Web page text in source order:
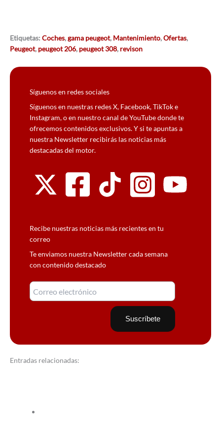
Etiquetas: Coches,gama peugeot, Mantenimiento,Ofertas,
Peugeot, peugeot 206, peugeot 308, revison
Síguenos en redes sociales
Síguenos en nuestras redes X, Facebook, TikTok e
Instagram, o en nuestro canal de YouTube donde te
ofrecemos contenidos exclusivos. Y si te apuntas a
nuestra Newsletter recibirás las noticias más
destacadas del motor.
Recibe nuestras noticias más recientes en tu
correo
Te enviamos nuestra Newsletter cada semana
con contenido destacado
Entradas relacionadas: